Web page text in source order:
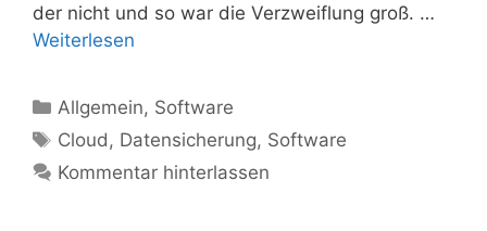
der nicht und so war die Ver­zweif­lung groß. …
Wei­ter­le­sen
Kategorien
Allgemein, Software
Schlagwörter
Cloud , Datensicherung, Software
Kommentar hinterlassen